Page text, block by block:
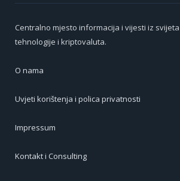
Centralno mjesto informacija i vijesti iz
tehnologije i kriptovaluta.
O nama
Uvjeti korištenja i polica privatnosti
Impressum
Kontakt i Consulting